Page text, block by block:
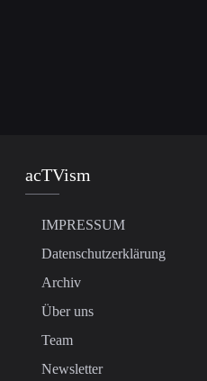
acTVism
IMPRESSUM
Datenschutzerklärung
Archiv
Über uns
Team
Newsletter